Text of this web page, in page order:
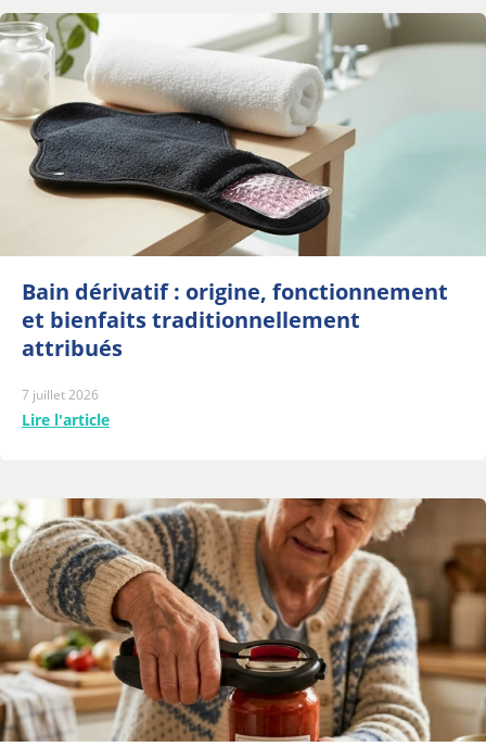
Bain dérivatif : origine, fonctionnement
et bienfaits traditionnellement
attribués
7 juillet 2026
Lire l'article